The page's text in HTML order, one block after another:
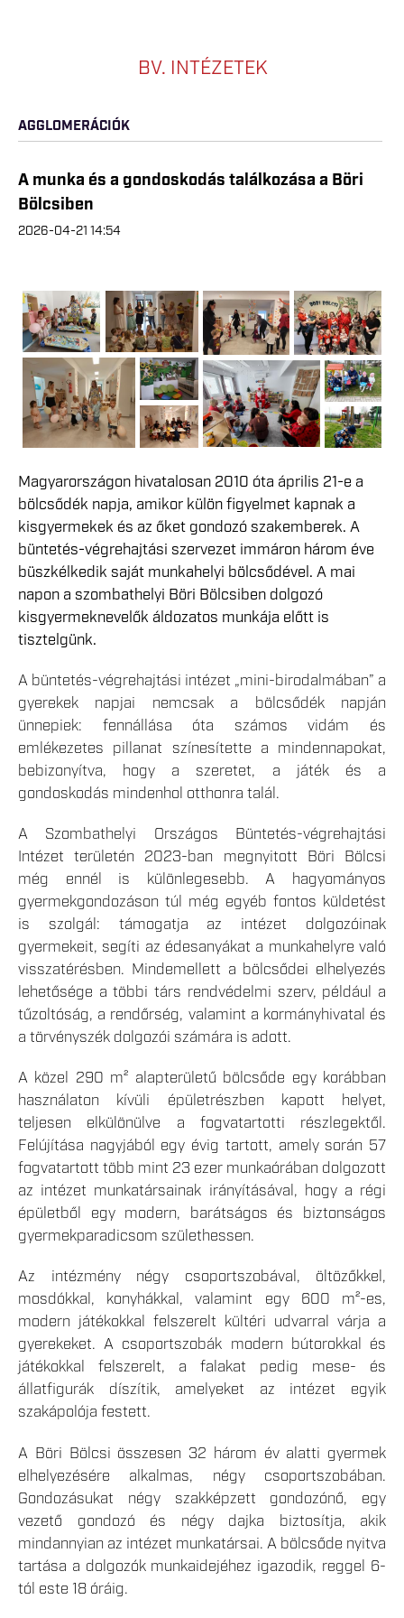
BV. INTÉZETEK
AGGLOMERÁCIÓK
A munka és a gondoskodás találkozása a Böri
Bölcsiben
2026-04-21 14:54
Magyarországon hivatalosan 2010 óta április 21-e a
bölcsődék napja, amikor külön figyelmet kapnak a
kisgyermekek és az őket gondozó szakemberek. A
büntetés-végrehajtási szervezet immáron három éve
büszkélkedik saját munkahelyi bölcsődével. A mai
napon a szombathelyi Böri Bölcsiben dolgozó
kisgyermeknevelők áldozatos munkája előtt is
tisztelgünk.
A büntetés-végrehajtási intézet „mini-birodalmában” a
gyerekek napjai nemcsak a bölcsődék napján
ünnepiek: fennállása óta számos vidám és
emlékezetes pillanat színesítette a mindennapokat,
bebizonyítva, hogy a szeretet, a játék és a
gondoskodás mindenhol otthonra talál.
A Szombathelyi Országos Büntetés-végrehajtási
Intézet területén 2023-ban megnyitott Böri Bölcsi
még ennél is különlegesebb. A hagyományos
gyermekgondozáson túl még egyéb fontos küldetést
is szolgál: támogatja az intézet dolgozóinak
gyermekeit, segíti az édesanyákat a munkahelyre való
visszatérésben. Mindemellett a bölcsődei elhelyezés
lehetősége a többi társ rendvédelmi szerv, például a
tűzoltóság, a rendőrség, valamint a kormányhivatal és
a törvényszék dolgozói számára is adott.
A közel 290 m² alapterületű bölcsőde egy korábban
használaton kívüli épületrészben kapott helyet,
teljesen elkülönülve a fogvatartotti részlegektől.
Felújítása nagyjából egy évig tartott, amely során 57
fogvatartott több mint 23 ezer munkaórában dolgozott
az intézet munkatársainak irányításával, hogy a régi
épületből egy modern, barátságos és biztonságos
gyermekparadicsom születhessen.
Az intézmény négy csoportszobával, öltözőkkel,
mosdókkal, konyhákkal, valamint egy 600 m²-es,
modern játékokkal felszerelt kültéri udvarral várja a
gyerekeket. A csoportszobák modern bútorokkal és
játékokkal felszerelt, a falakat pedig mese- és
állatfigurák díszítik, amelyeket az intézet egyik
szakápolója festett.
A Böri Bölcsi összesen 32 három év alatti gyermek
elhelyezésére alkalmas, négy csoportszobában.
Gondozásukat négy szakképzett gondozónő, egy
vezető gondozó és négy dajka biztosítja, akik
mindannyian az intézet munkatársai. A bölcsőde nyitva
tartása a dolgozók munkaidejéhez igazodik, reggel 6-
tól este 18 óráig.